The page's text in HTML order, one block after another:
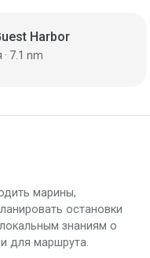
Harbor
Таммиссаари, Финляндия · 7.1 nm
марины,
остановки
знаниям о
для маршрута.